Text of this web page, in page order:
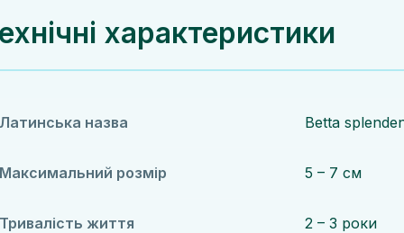
характеристики
Латинська назва Betta
Максимальний розмір 5 – 7 см
Тривалість життя 2 – 3 роки